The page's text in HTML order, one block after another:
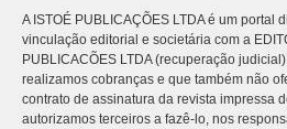
A ISTOÉ PUBLICAÇÕES LTDA é um portal
vinculação editorial e societária com a
PUBLICACÕES LTDA (recuperação
realizamos cobranças e que também não
contrato de assinatura da revista impressa
autorizamos terceiros a fazê-lo, nos